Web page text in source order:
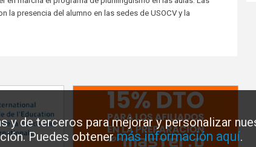
y de terceros para mejorar y personalizar
Puedes obtenermás información aquí.
la presencia del alumno en las sedes de USOCV y la